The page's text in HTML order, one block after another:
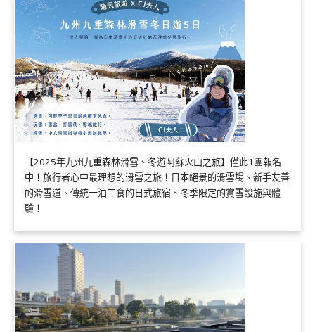
【2025年九州九重森林滑雪、冬遊阿蘇火山之旅】僅此1團報名
中！旅行者心中最理想的滑雪之旅！日本絕景的滑雪場、新手友善
的滑雪道、傳統一泊二食的日式旅宿、冬季限定的賞雪設施與體
驗！